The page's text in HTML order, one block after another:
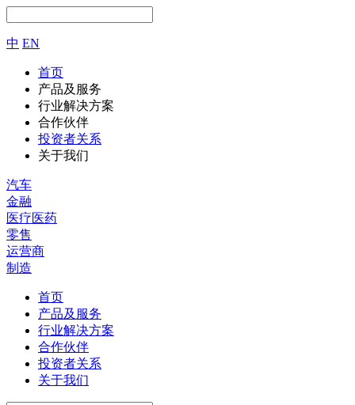
中 EN
首页
产品及服务
行业解决方案
合作伙伴
投资者关系
关于我们
汽车
金融
医疗医药
零售
运营商
制造
首页
产品及服务
行业解决方案
合作伙伴
投资者关系
关于我们